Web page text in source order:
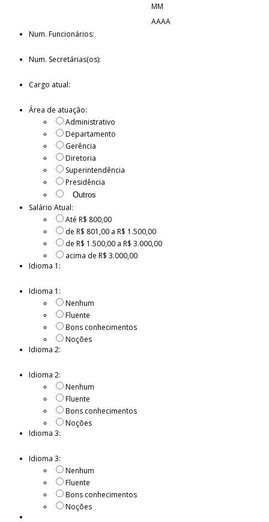
MM
AAAA
Num. Funcionários:
Num. Secretárias(os):
Cargo atual:
Área de atuação:
Administrativo
Departamento
Gerência
Diretoria
Superintendência
Presidência
Salário Atual:
Até R$ 800,00
de R$ 801,00 a R$ 1.500,00
de R$ 1.500,00 a R$ 3.000,00
acima de R$ 3.000,00
Idioma 1:
Idioma 1:
Nenhum
Fluente
Bons conhecimentos
Noções
Idioma 2:
Idioma 2:
Nenhum
Fluente
Bons conhecimentos
Noções
Idioma 3:
Idioma 3:
Nenhum
Fluente
Bons conhecimentos
Noções